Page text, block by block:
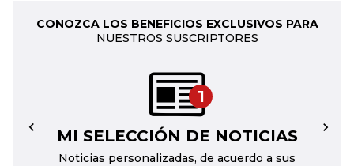
CONOZCA LOS BENEFICIOS EXCLUSIVOS PARA
NUESTROS SUSCRIPTORES
1
MI SELECCIÓN DE NOTICIAS
Noticias personalizadas, de acuerdo a sus
← →